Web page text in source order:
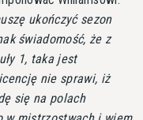
ukończyć sezon
świadomość, że z
1, taka jest
nie sprawi, iż
się na polach